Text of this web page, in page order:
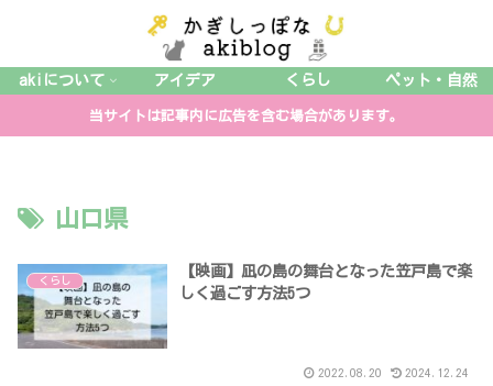
akiについて アイデア くらし ペット・自然
当サイトは記事内に広告を含む場合があります。
山口県
くらし
【映画】凪の島の舞台となった笠戸島で楽
しく過ごす方法5つ
2022.08.20 2024.12.24